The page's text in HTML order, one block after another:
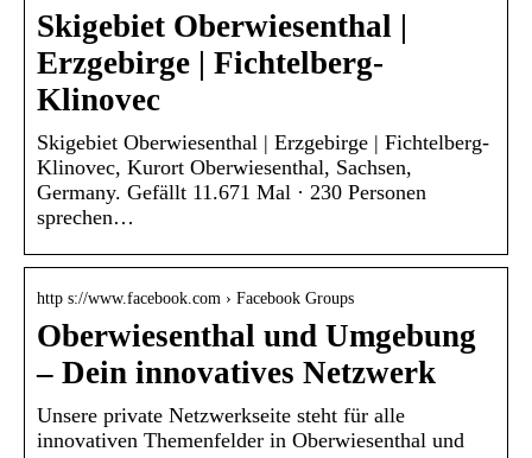
Skigebiet Oberwiesenthal |
Erzgebirge | Fichtelberg-
Klinovec
Skigebiet Oberwiesenthal | Erzgebirge | Fichtelberg-
Klinovec, Kurort Oberwiesenthal, Sachsen,
Germany. Gefällt 11.671 Mal · 230 Personen
sprechen…
http s://www.facebook.com › Facebook Groups
Oberwiesenthal und Umgebung
– Dein innovatives Netzwerk
Unsere private Netzwerkseite steht für alle
innovativen Themenfelder in Oberwiesenthal und